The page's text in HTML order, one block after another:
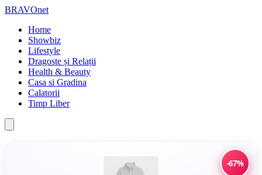
BRAVOnet
Home
Showbiz
Lifestyle
Dragoste și Relații
Health & Beauty
Casa si Gradina
Calatorii
Timp Liber
-67%